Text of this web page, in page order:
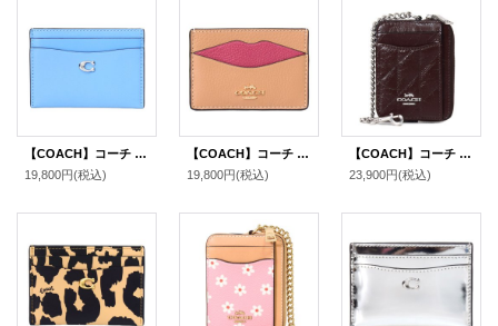
【COACH】コーチ カードケース レザー エッセンシャル C ロゴ カードケース スリム パスケース 定期入れ 名刺入れ ミストブルー（日本未発売）
19,800円(税込)
【COACH】コーチ カードケース ペブルレザー リップ カラーブロック ロゴ スリム カード入れ 定期入れ 名刺入れ ラテマルチ（日本未発売）
19,800円(税込)
【COACH】コーチ コインケース キルティング レザー チェーン ジップ カードケース カードポーチ 定期入れ 名刺入れ 小銭入れ メイプル（日本未発売）
23,900円(税込)